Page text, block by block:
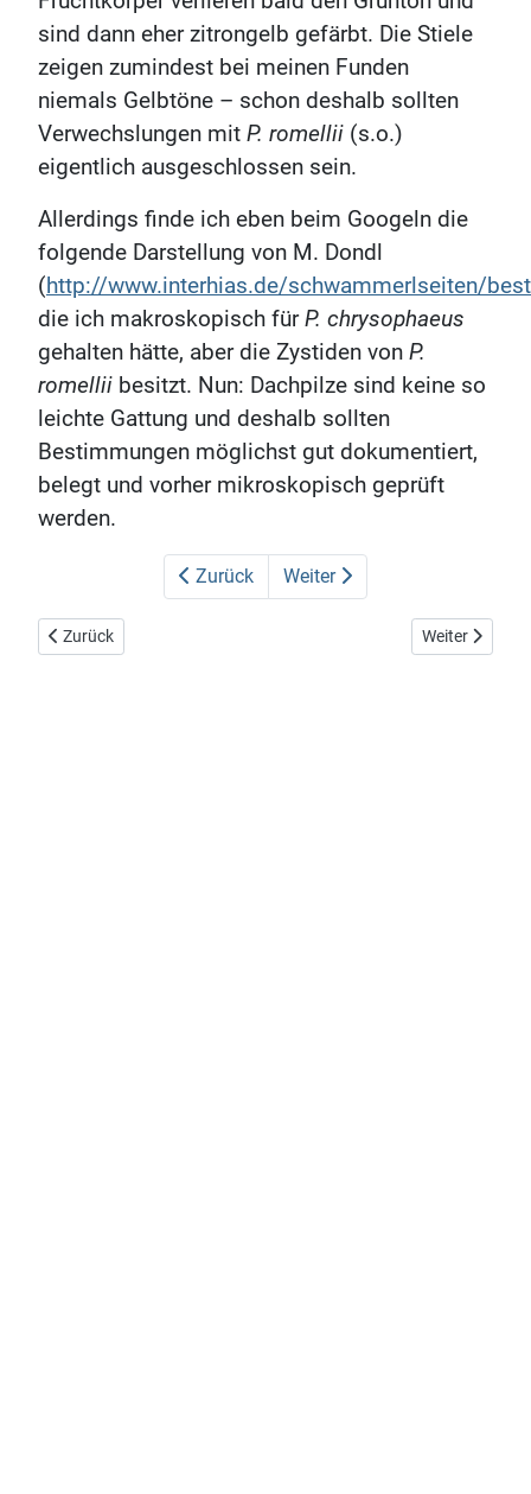
sind dann eher zitrongelb gefärbt. Die Stiele
zeigen zumindest bei meinen Funden
niemals Gelbtöne – schon deshalb sollten
Verwechslungen mit P. romellii (s.o.)
eigentlich ausgeschlossen sein.
Allerdings finde ich eben beim Googeln die
folgende Darstellung von M. Dondl
(http://www.interhias.de/schwammerlseiten/
die ich makroskopisch fürP. chrysophaeus
gehalten hätte, aber die Zystiden von P.
romellii besitzt. Nun: Dachpilze sind keine so
leichte Gattung und deshalb sollten
Bestimmungen möglichst gut dokumentiert,
belegt und vorher mikroskopisch geprüft
werden.
Zurück Weiter
Vorheriger Beitrag: Garten als Lebensraum
Zurück Nächster
Weiter